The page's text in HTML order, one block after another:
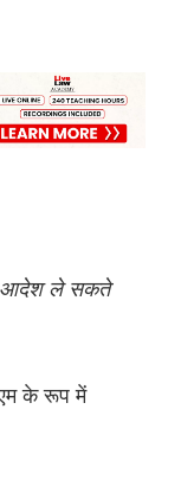
आदेश ले सकते
के रूप में